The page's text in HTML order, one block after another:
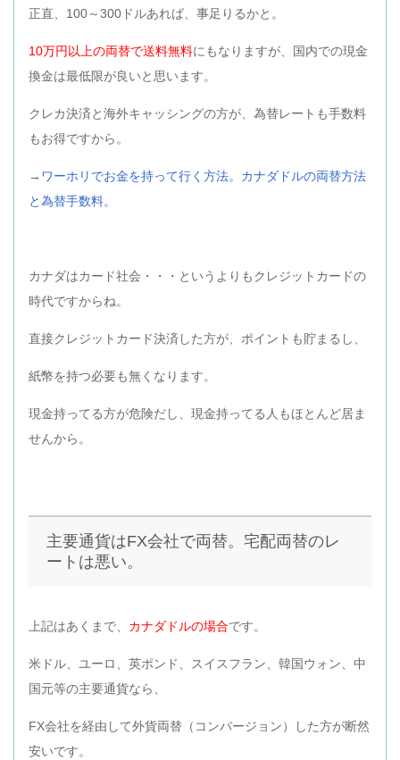
正直、100～300ドルあれば、事足りるかと。
10万円以上の両替で送料無料にもなりますが、国内での現金
換金は最低限が良いと思います。
クレカ決済と海外キャッシングの方が、為替レートも手数料
もお得ですから。
→ ワーホリでお金を持って行く方法。カナダドルの両替方法
と為替手数料。
カナダはカード社会・・・というよりもクレジットカードの
時代ですからね。
直接クレジットカード決済した方が、ポイントも貯まるし、
紙幣を持つ必要も無くなります。
現金持ってる方が危険だし、現金持ってる人もほとんど居ま
せんから。
主要通貨はFX会社で両替。宅配両替のレ
ートは悪い。
上記はあくまで、 カナダドルの場合です。
米ドル、ユーロ、英ポンド、スイスフラン、韓国ウォン、中
国元等の主要通貨なら、
FX会社を経由して外貨両替（コンバージョン）した方が断然
安いです。